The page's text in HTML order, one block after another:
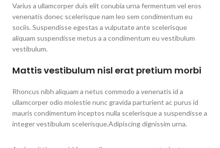
Varius a ullamcorper duis elit conubia urna fermentum vel eros
venenatis donec scelerisque nam leo sem condimentum eu
sociis. Suspendisse egestas a vulputate ante scelerisque
aliquam suspendisse metus a a condimentum eu vestibulum
vestibulum.
Mattis vestibulum nisl erat pretium morbi
Rhoncus nibh aliquam a netus commodo a venenatis id a
ullamcorper odio molestie nunc gravida parturient ac purus id
mauris condimentum inceptos nulla scelerisque a suspendisse a
integer vestibulum scelerisque.Adipiscing dignissim urna.